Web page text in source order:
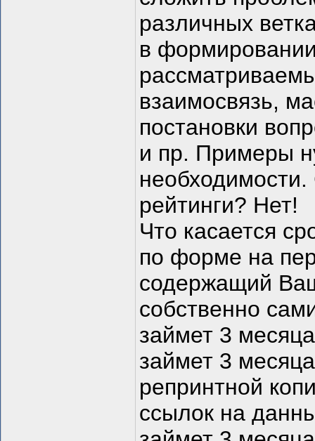
различных
в
взаимосвязь,
постановки
и пр. Примеры
рейтинги? Нет!
Что касается
по форме на
содержащий
собственно
займет 3
займет 3
репринтной
ссылок на